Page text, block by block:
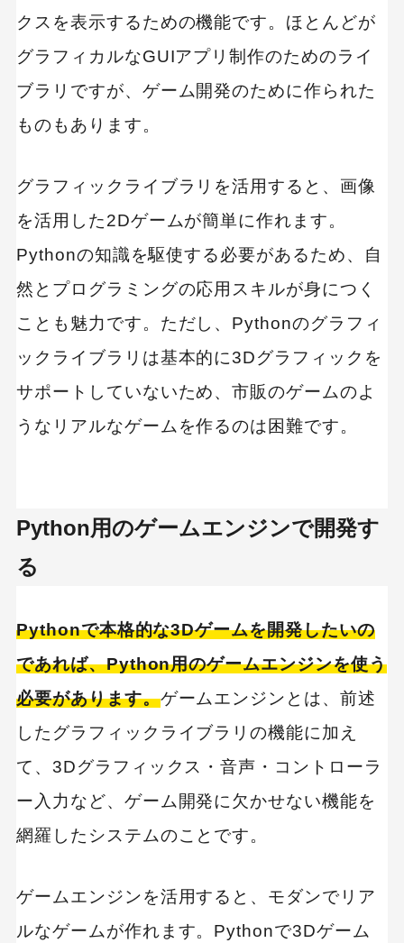
クスを表示するための機能です。ほとんどが
グラフィカルなGUIアプリ制作のためのライ
ブラリですが、ゲーム開発のために作られた
ものもあります。
グラフィックライブラリを活用すると、画像
を活用した2Dゲームが簡単に作れます。
Pythonの知識を駆使する必要があるため、自
然とプログラミングの応用スキルが身につく
ことも魅力です。ただし、Pythonのグラフィ
ックライブラリは基本的に3Dグラフィックを
サポートしていないため、市販のゲームのよ
うなリアルなゲームを作るのは困難です。
Python用のゲームエンジンで開発す
る
Pythonで本格的な3Dゲームを開発したいの
であれば、Python用のゲームエンジンを使う
必要があります。ゲームエンジンとは、前述
したグラフィックライブラリの機能に加え
て、3Dグラフィックス・音声・コントローラ
ー入力など、ゲーム開発に欠かせない機能を
網羅したシステムのことです。
ゲームエンジンを活用すると、モダンでリア
ルなゲームが作れます。Pythonで3Dゲーム